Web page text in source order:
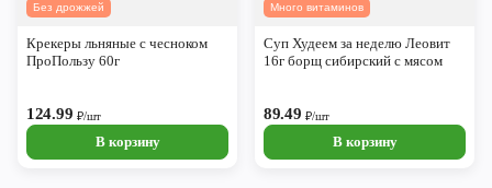
Без дрожжей
Крекеры льняные с чесноком
ПроПользу 60г
124.99 ₽/шт
В корзину
Много витаминов
Суп Худеем за неделю Леовит
16г борщ сибирский с мясом
89.49₽/шт
В корзину